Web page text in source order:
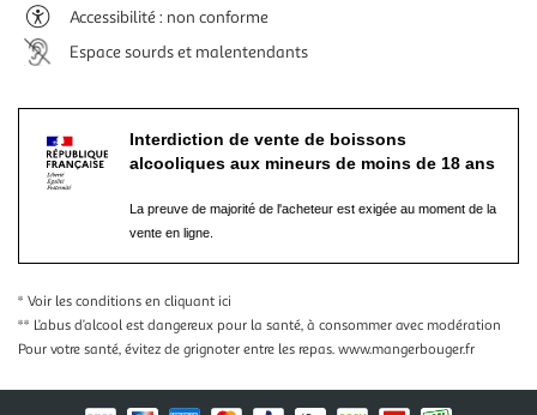
Accessibilité : non conforme
Espace sourds et malentendants
Interdiction de vente de boissons
alcooliques aux mineurs de moins de 18 ans
La preuve de majorité de l'acheteur est exigée au moment de la
vente en ligne.
* Voir les conditions en cliquant ici
** L’abus d’alcool est dangereux pour la santé, à consommer avec modération
Pour votre santé, évitez de grignoter entre les repas. www.mangerbouger.fr